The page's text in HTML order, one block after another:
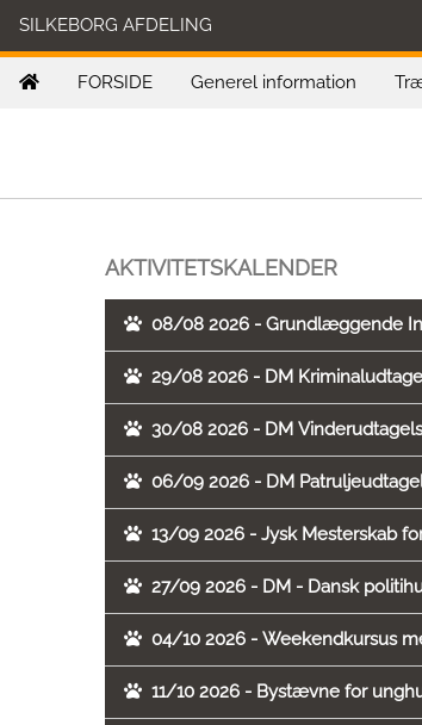
SILKEBORG AFDELING
FORSIDE Generel information
AKTIVITETSKALENDER
08/08 2026 - Grundlæggende
29/08 2026 - DM
30/08 2026 - DM
06/09 2026 - DM
13/09 2026 - Jysk Mesterskab
27/09 2026 - DM - Dansk
04/10 2026 - Weekendkursus
11/10 2026 - Bystævne for